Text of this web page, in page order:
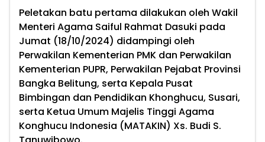
Peletakan batu pertama dilakukan oleh Wakil
Menteri Agama Saiful Rahmat Dasuki pada
Jumat (18/10/2024) didampingi oleh
Perwakilan Kementerian PMK dan Perwakilan
Kementerian PUPR, Perwakilan Pejabat Provinsi
Bangka Belitung, serta Kepala Pusat
Bimbingan dan Pendidikan Khonghucu, Susari,
serta Ketua Umum Majelis Tinggi Agama
Konghucu Indonesia (MATAKIN) Xs. Budi S.